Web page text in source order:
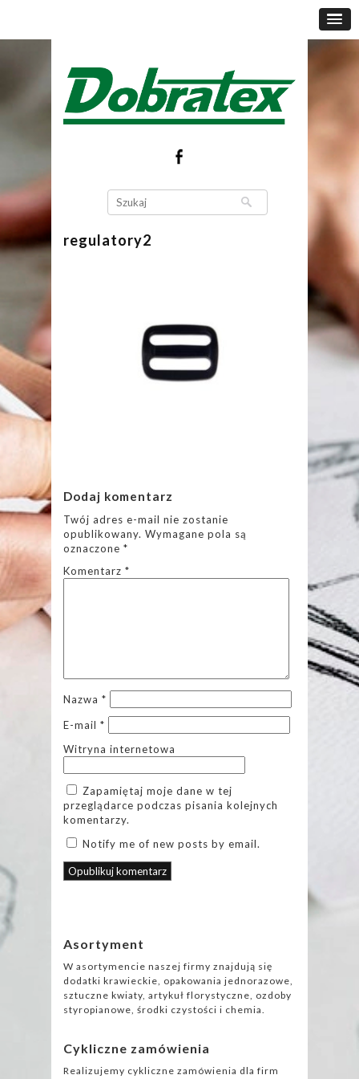
regulatory2
Dodaj komentarz
Twój adres e-mail nie zostanie
opublikowany. Wymagane pola są
oznaczone *
Komentarz *
Nazwa *
E-mail *
Witryna internetowa
Zapamiętaj moje dane w tej
przeglądarce podczas pisania kolejnych
komentarzy.
Notify me of new posts by email.
Asortyment
W asortymencie naszej firmy znajdują się
dodatki krawieckie, opakowania jednorazowe,
sztuczne kwiaty, artykuł florystyczne, ozdoby
styropianowe, środki czystości i chemia.
Cykliczne zamówienia
Realizujemy cykliczne zamówienia dla firm